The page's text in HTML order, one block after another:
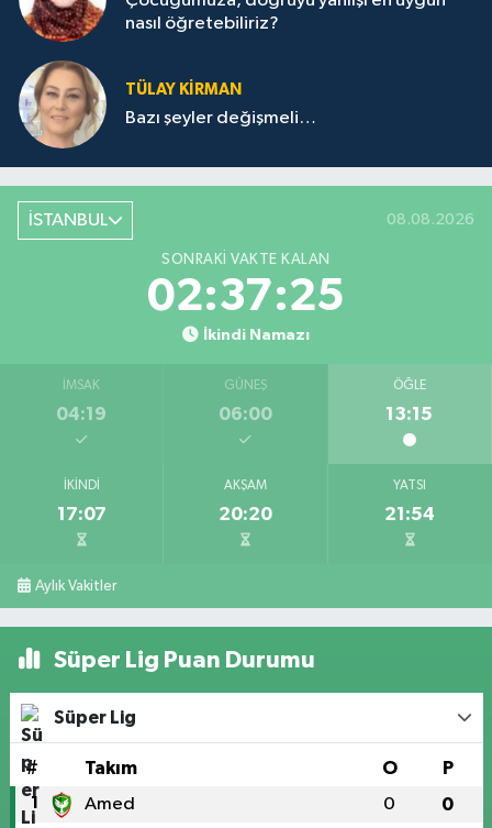
nasıl öğretebiliriz?
TÜLAY KİRMAN
Bazı şeyler değişmeli…
İSTANBUL 08.08.2026
SONRAKI VAKTE KALAN
02:37:25
İkindi Namazı
İMSAK
04:19
GÜNEŞ
06:00
ÖĞLE
13:15
İKINDI
17:07
AKŞAM
20:20
YATSI
21:54
Aylık Vakitler
Süper Lig Puan Durumu
Süper Lig
# Takım O P
1 Amed 0 0